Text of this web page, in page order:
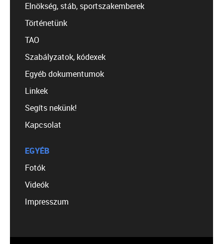
Elnökség, stáb, sportszakemberek
Történetünk
TAO
Szabályzatok, kódexek
Egyéb dokumentumok
Linkek
Segíts nekünk!
Kapcsolat
EGYÉB
Fotók
Videók
Impresszum